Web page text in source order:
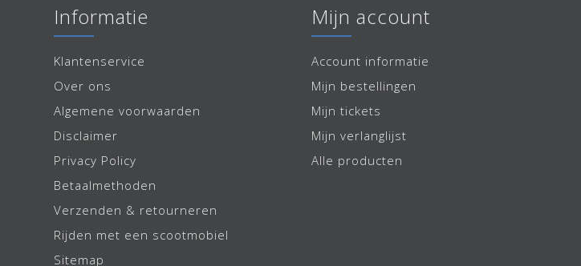
Informatie
Klantenservice
Over ons
Algemene voorwaarden
Disclaimer
Privacy Policy
Betaalmethoden
Verzenden & retourneren
Rijden met een scootmobiel
Sitemap
Mijn account
Account informatie
Mijn bestellingen
Mijn tickets
Mijn verlanglijst
Alle producten